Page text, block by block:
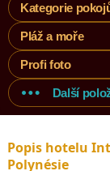
Kategorie
Pláž a moře
Profi foto
Další
Popis hotelu
Polynésie